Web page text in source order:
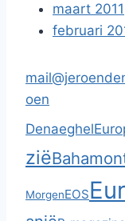
maart 2011
februari
oen
Denaeghel
zië
MorgenEOS